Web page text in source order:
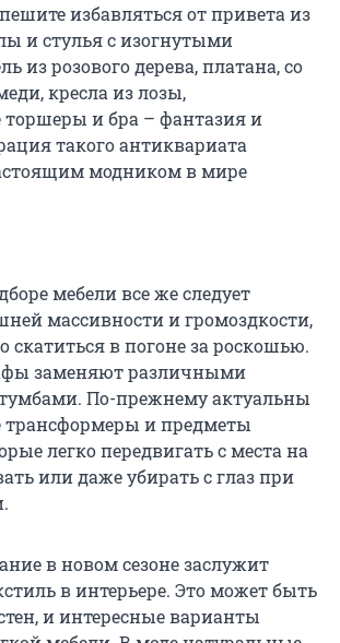
избавляться от привета из
и стулья с изогнутыми
из розового дерева, платана, со
кресла из лозы,
и бра – фантазия и
такого антиквариата
модником в мире
мебели все же следует
массивности и громоздкости,
скатиться в погоне за роскошью.
заменяют различными
По-прежнему актуальны
и предметы
легко передвигать с места на
или даже убирать с глаз при
в новом сезоне заслужит
в интерьере. Это может быть
и интересные варианты